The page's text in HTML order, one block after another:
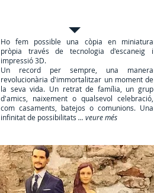
Ho fem possible una còpia en miniatura
pròpia través de tecnologia d'escaneig i
impressió 3D.
Un record per sempre, una manera
revolucionària d'immortalitzar un moment de
la seva vida. Un retrat de família, un grup
d'amics, naixement o qualsevol celebració,
com casaments, batejos o comunions. Una
infinitat de possibilitats ... veure més